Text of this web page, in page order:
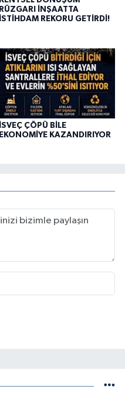
RÜZGARI İNŞAATTA
İSTİHDAM REKORU GETİRDİ!
İSVEÇ ÇÖPÜ BİLE
EKONOMİYE KAZANDIRIYOR